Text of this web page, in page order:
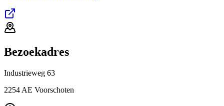
Bezoekadres
Industrieweg 63
2254 AE Voorschoten